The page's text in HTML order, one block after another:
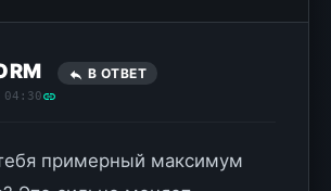
В ОТВЕТ
04:30
примерный максимум